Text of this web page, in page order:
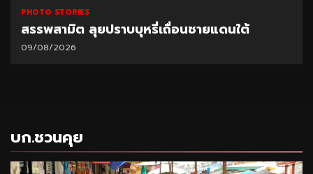
PHOTO STORIES
สรรพสามิต ลุยปราบบุหรี่เถื่อนชายแดนใต้
09/08/2026
บก.ชวนคุย